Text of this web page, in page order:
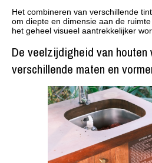
Het combineren van verschillende
om diepte en dimensie aan de
het geheel visueel aantrekkelijker
De veelzijdigheid van houten
verschillende maten en